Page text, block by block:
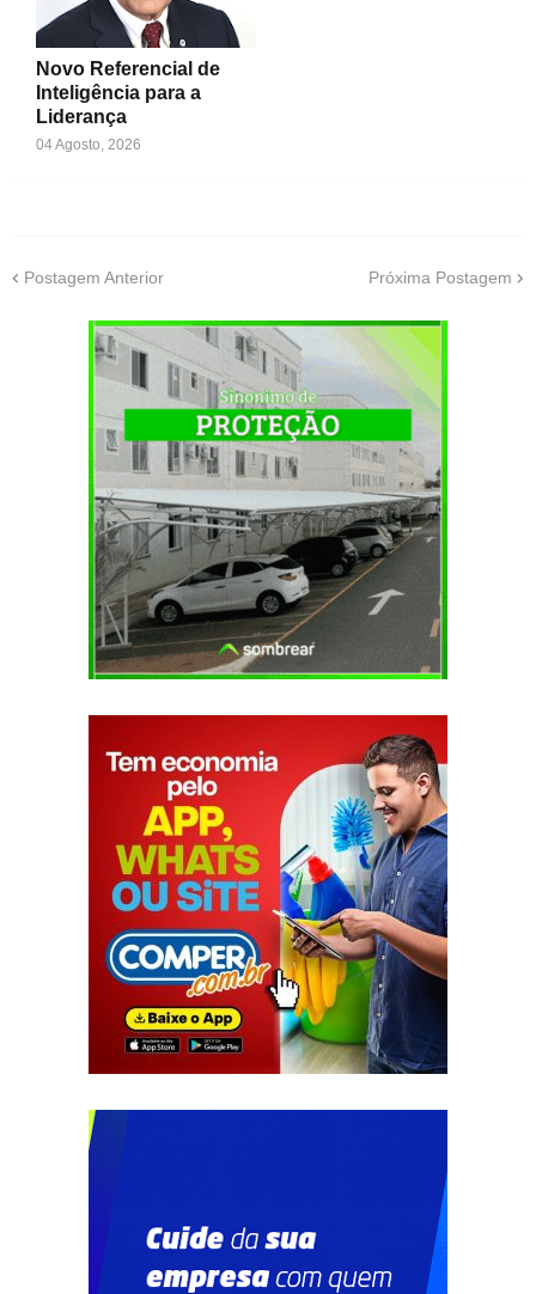
Novo Referencial de
Inteligência para a
Liderança
04 Agosto, 2026
Postagem Anterior Próxima Postagem